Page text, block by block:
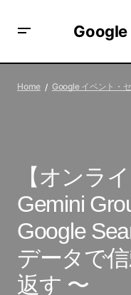
Google
Google Search・
す 〜
Home Google イベント・
【オンラ
Gemini
Google
データで
返す 〜